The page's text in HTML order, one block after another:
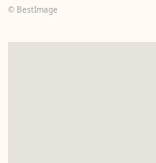
© BestImage